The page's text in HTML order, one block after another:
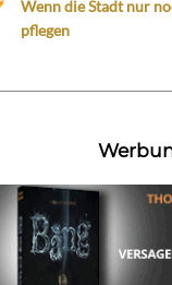
Wenn die Stadt nur
pflegen